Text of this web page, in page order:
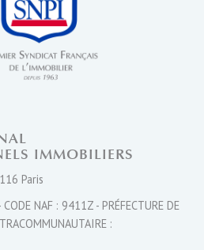
IMMOBILIERS
Paris
NAF : 9411Z - PRÉFECTURE DE
: